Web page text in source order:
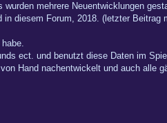
mehrere Neuentwicklungen
diesem Forum, 2018. (letzter Beitrag
ect. und benutzt diese Daten im
Hand nachentwickelt und auch alle